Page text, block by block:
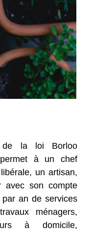
de la loi Borloo
à un chef
un artisan,
avec son compte
par an de services
ménagers,
à domicile,